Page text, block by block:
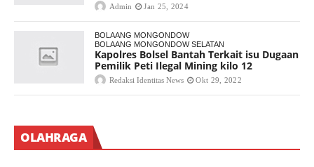
Admin Jan 25, 2024
BOLAANG MONGONDOW
BOLAANG MONGONDOW SELATAN
Kapolres Bolsel Bantah Terkait isu Dugaan
Pemilik Peti Ilegal Mining kilo 12
Redaksi Identitas News Okt 29, 2022
OLAHRAGA